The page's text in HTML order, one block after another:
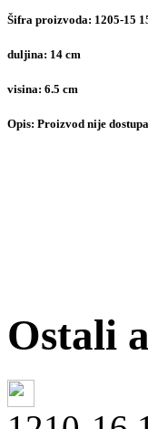
Šifra proizvoda: 1205-15
duljina: 14 cm
visina: 6.5 cm
Opis: Proizvod nije
Ostali